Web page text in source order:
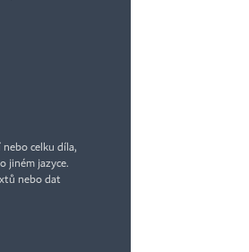
celku díla,
jiném jazyce.
nebo dat